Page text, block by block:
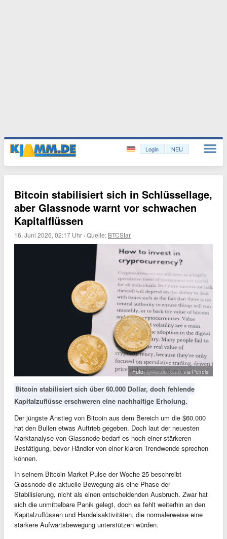
Login NEU
Bitcoin stabilisiert sich in Schlüssellage,
aber Glassnode warnt vor schwachen
Kapitalflüssen
16. Juni 2026, 02:17 Uhr ·Quelle: BTCStar
Foto:@Alesia Kozikvia Pexels
Bitcoin stabilisiert sich über 60.000 Dollar, doch fehlende
Kapitalzuflüsse erschweren eine nachhaltige Erholung.
Der jüngste Anstieg von Bitcoin aus dem Bereich um die $60.000
hat den Bullen etwas Auftrieb gegeben. Doch laut der neuesten
Marktanalyse von Glassnode bedarf es noch einer stärkeren
Bestätigung, bevor Händler von einer klaren Trendwende sprechen
können.
In seinem Bitcoin Market Pulse der Woche 25 beschreibt
Glassnode die aktuelle Bewegung als eine Phase der
Stabilisierung, nicht als einen entscheidenden Ausbruch. Zwar hat
sich die unmittelbare Panik gelegt, doch es fehlt weiterhin an den
Kapitalzuflüssen und Handelsaktivitäten, die normalerweise eine
stärkere Aufwärtsbewegung unterstützen würden.